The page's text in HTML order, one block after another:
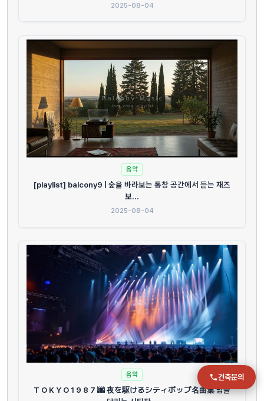
2025-08-04
음악
[playlist] balcony9 | 숲을 바라보는 통창 공간에서 듣는 재즈
보...
2025-08-04
음악
T O K Y O 1 9 8 7 🌆 夜を駆けるシティポップ名曲集 밤을
건축문의
051-711-2397
주소
부산 강서구 명지국제2로 41
POSCO 샤인오피스 306호
운영시간
월–금 09:00–18:00